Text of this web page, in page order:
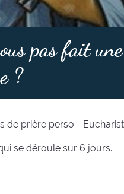
pas fait
?
de prière perso -
se déroule sur 6 jours.